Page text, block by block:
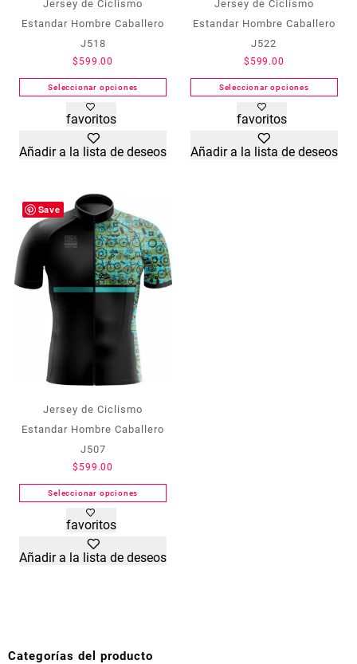
Jersey de Ciclismo
Estandar Hombre Caballero
J518
$ 599.00
Seleccionar opciones
Este
producto
tiene
múltiples
opciones
se
pueden
elegir
en
la
producto
favoritos
Añadir a la lista de deseos
Jersey de Ciclismo
Estandar Hombre Caballero
J522
$ 599.00
Seleccionar opciones
Este
producto
tiene
múltiples
favoritos
Añadir a la lista de deseos
Save
Jersey de Ciclismo
Estandar Hombre Caballero
J507
$ 599.00
Seleccionar opciones
Este
producto
tiene
múltiples
favoritos
Añadir a la lista de deseos
Categorías del producto